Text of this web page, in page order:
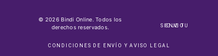
© 2026 Bindi Online. Todos los
derechos reservados.
SIGUE TU ENVIO
CONDICIONES DE ENVÍO Y AVISO LEGAL